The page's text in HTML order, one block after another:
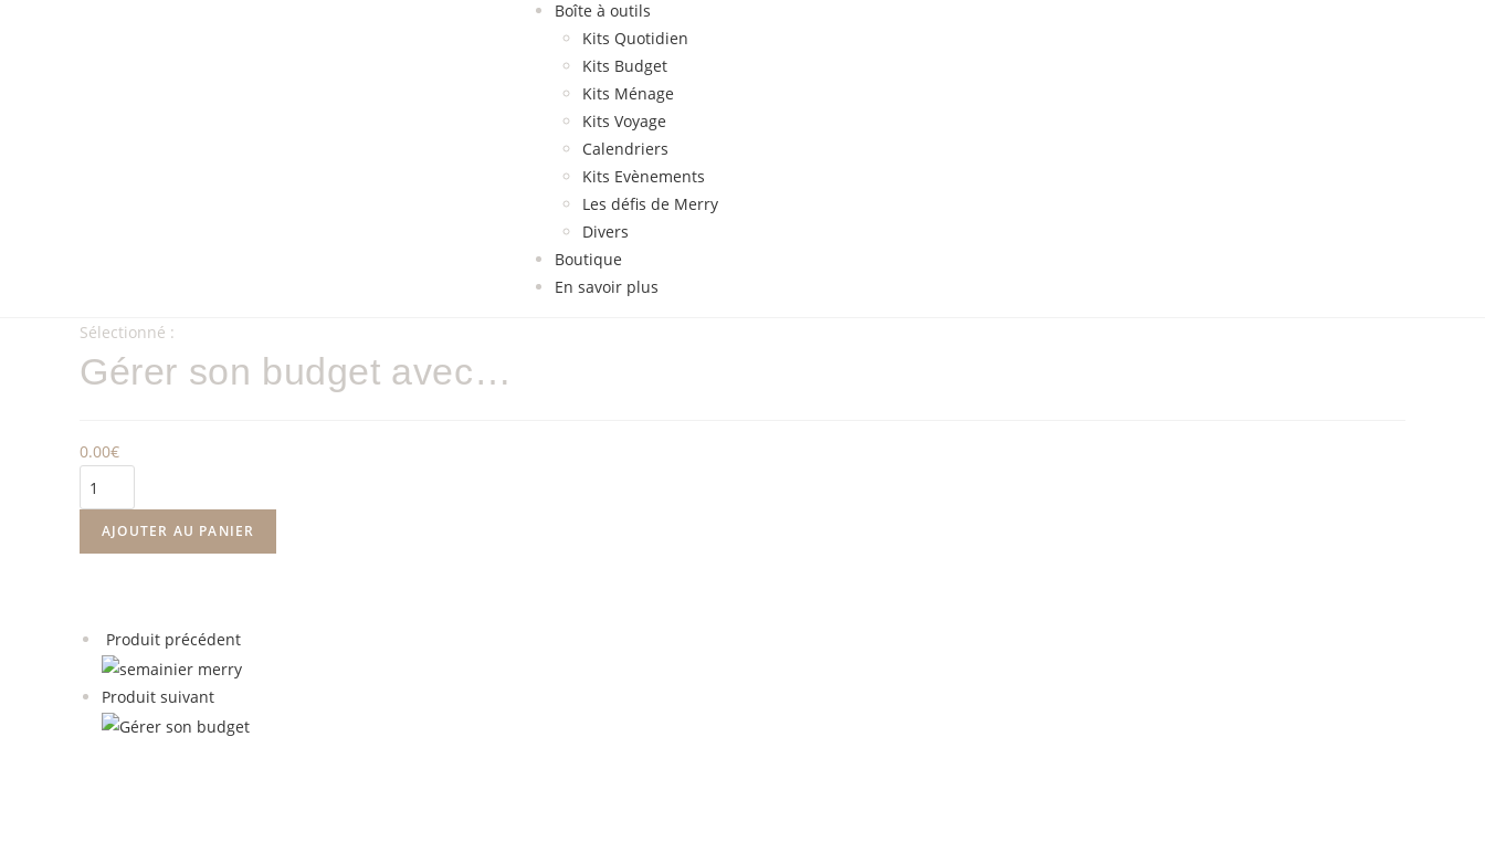
Boîte à outils
Kits Quotidien
Kits Budget
Kits Ménage
Kits Voyage
Calendriers
Kits Evènements
Les défis de Merry
Divers
Boutique
En savoir plus
Sélectionné :
Gérer son budget avec…
0.00€
AJOUTER AU PANIER
Produit précédent
Produit suivant